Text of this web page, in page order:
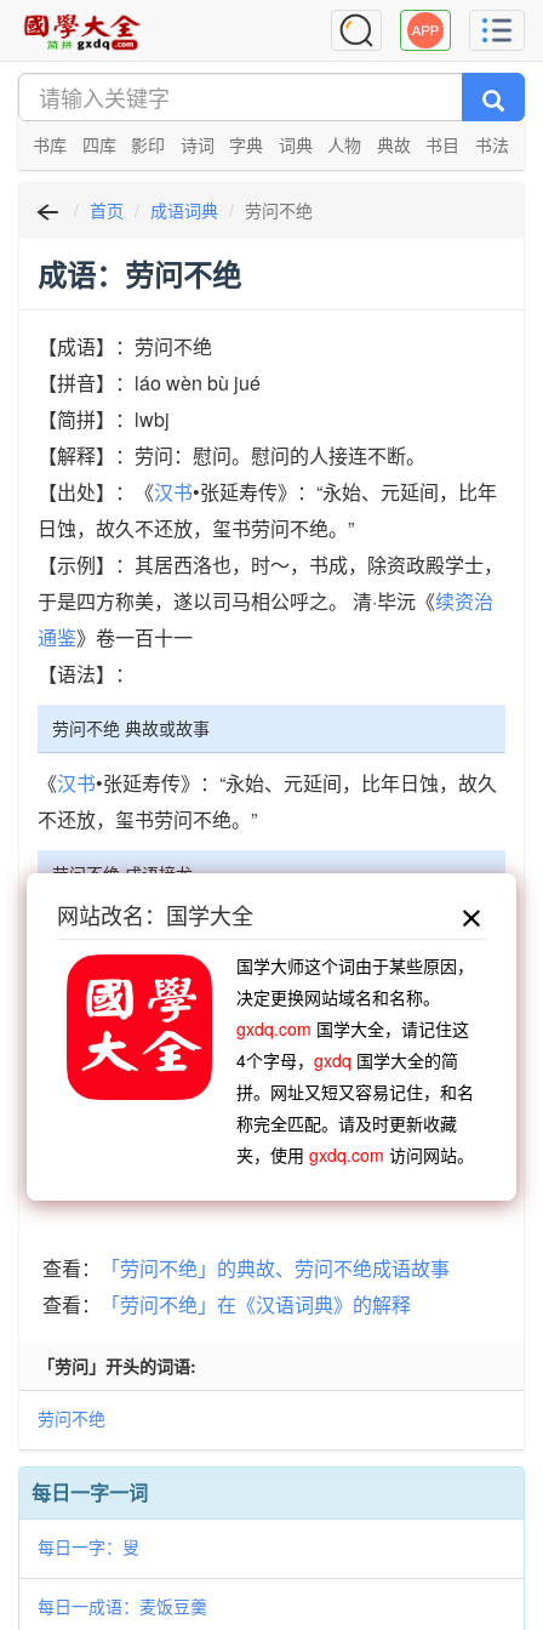
书库 四库 影印 诗词 字典 词典 人物 典故 书目 书法
首页 成语词典 劳问不绝
成语：劳问不绝
【成语】：劳问不绝
【拼音】：láo wèn bù jué
【简拼】：lwbj
【解释】：劳问：慰问。慰问的人接连不断。
【出处】：《汉书•张延寿传》：“永始、元延间，比年
日蚀，故久不还放，玺书劳问不绝。”
【示例】：其居西洛也，时～，书成，除资政殿学士，
于是四方称美，遂以司马相公呼之。 清·毕沅《续资治
通鉴》卷一百十一
【语法】：
劳问不绝 典故或故事
《汉书•张延寿传》：“永始、元延间，比年日蚀，故久
不还放，玺书劳问不绝。”
劳问不绝 成语接龙
【顺接】：绝裾而去 绝后空前
绝圣弃
绝伦超群 绝处逢生 绝类离群
绝甘分少
【顺接】： 赞声不绝 络驿不绝 人琴并绝
伯牙弦
泪进肠绝 绵延不绝 源源不绝
伯牙琴绝
【逆接】：以逸待劳 日昃之劳 涓滴之劳
汗马功
生我劬劳 举足之劳
十大功劳
劳人草草 劳师费饷
劳师动
查看：
「劳问不绝」的典故、劳问不绝成语故事
查看：
「劳问不绝」在《汉语词典》的解释
「劳问」开头的词语:
劳问不绝
每日一字一词
每日一字：叟
每日一成语：麦饭豆羹
网站改名：国学大全
国学大师这个词由于某些原因，
决定更换网站域名和名称。
gxdq.com 国学大全，请记住这
4个字母，gxdq 国学大全的简
拼。网址又短又容易记住，和名
称完全匹配。请及时更新收藏
夹，使用gxdq.com 访问网站。